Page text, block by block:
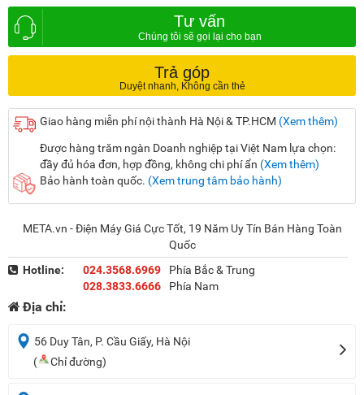
Tư vấn
Trả góp
Giao hàng miễn phí nội thành Hà Nội & TP.HCM (Xem thêm)
Được hàng trăm ngàn Doanh nghiệp tại Việt Nam lựa chọn:
đầy đủ hóa đơn, hợp đồng, không chi phí ẩn (Xem thêm)
Bảo hành toàn quốc. (Xem trung tâm bảo hành)
META.vn - Điện Máy Giá Cực Tốt, 19 Năm Uy Tín Bán Hàng Toàn
Quốc
Hotline:
024.3568.6969
Phía Bắc & Trung
028.3833.6666
Phía Nam
Địa chỉ:
56 Duy Tân, P. Cầu Giấy, Hà Nội
(
Chỉ đường)